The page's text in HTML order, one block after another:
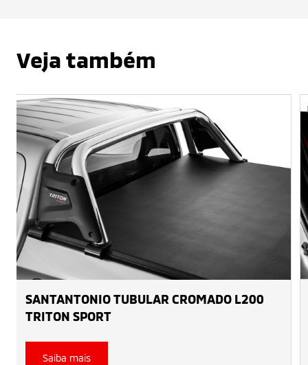
Veja também
SANTANTONIO TUBULAR CROMADO L200
TRITON SPORT
Saiba mais